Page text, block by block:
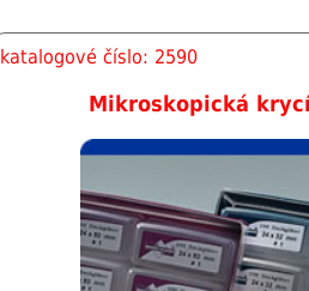
katalogové číslo: 2590
Mikroskopická